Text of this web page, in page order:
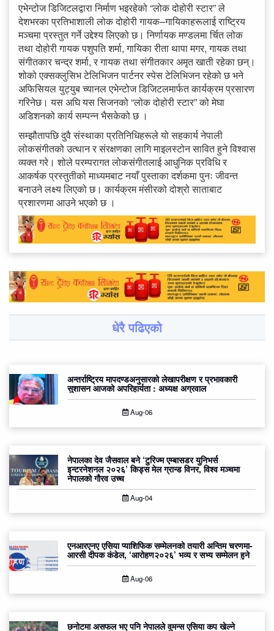
एभेन्टोज डिजिटलद्वारा निर्माण भइरहेको “लोक दोहोरी स्टार” ले
देशभरका प्रतिभाशाली लोक दोहोरी गायक–गायिकाहरूलाई राष्ट्रिय
मञ्चमा प्रस्तुत गर्ने उद्देश्य लिएको छ। निर्णायक मण्डलमा र्चित लोक
तथा दोहोरी गायक पशुपति शर्मा, गायिका रीता थापा मगर, गायक तथा
संगीतकार चन्द्र शर्मा, र गायक तथा संगीतकार अमृत खाती रहेका छन्।
शोको एक्सक्लुसिभ टेलिभिजन पार्टनर स्पेस टेलिभिजन रहेको छ भने
अफिसियल युट्युब च्यानल एभेन्टोज डिजिटलमार्फत कार्यक्रम प्रसारण
गरिनेछ। यस अघि यस सिजनको “लोक दोहोरी स्टार” को मेघा
अडिशनको कार्य सम्पन्न भैसकेको छ ।
सम्झौतापछि दुवै संस्थाका प्रतिनिधिहरूले यो सहकार्य नेपाली
लोकसंगीतको उत्थान र संरक्षणका लागि माइलस्टोन सावित हुने विश्वास
व्यक्त गरे। शोले परम्परागत लोकसंगीतलाई आधुनिक प्रविधि र
आकर्षक प्रस्तुतीको माध्यमबाट नयाँ पुस्ताका दर्शकमा पुनः जीवन्त
बनाउने लक्ष्य लिएको छ। कार्यक्रम मंसीरको दोश्रो साताबाट
प्रशारणमा आउने भएको छ ।
धेरै पढिएको
अन्तर्राष्ट्रिय मापदण्डअनुसारको लेखापरीक्षण र प्रभावकारी
सुशासन आजको अपरिहार्यता : अध्यक्ष अग्रवाल
Aug-06
नेपालका देव जैसवाल बने ‘टुरिज्म एम्बासडर युनिभर्स
इन्टरनेशनल २०२६’ किड्स मेल ग्रान्ड विनर, विश्व मञ्चमा
नेपालको गौरव उच्च
Aug-04
एनआरएनए एसिया प्याशिफिक सम्मेलनको तयारी अन्तिम चरणमा-
आरसी दीपक कंडेल, ‘आरोहण२०२६’ भव्य र सभ्य सम्मेलन हुने
Aug-06
छनोटमा असफल भए पनि नेपालले वुमन्स एसिया कप खेल्ने